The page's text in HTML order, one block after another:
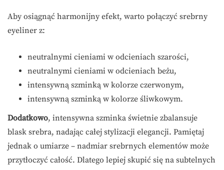
Aby osiągnąć harmonijny efekt, warto połączyć srebrny
eyeliner z:
neutralnymi cieniami w odcieniach szarości,
neutralnymi cieniami w odcieniach beżu,
intensywną szminką w kolorze czerwonym,
intensywną szminką w kolorze śliwkowym.
Dodatkowo, intensywna szminka świetnie zbalansuje
blask srebra, nadając całej stylizacji elegancji. Pamiętaj
jednak o umiarze – nadmiar srebrnych elementów może
przytłoczyć całość. Dlatego lepiej skupić się na subtelnych